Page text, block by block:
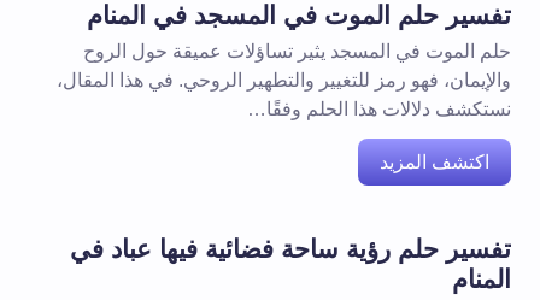
تفسير حلم الموت في المسجد في المنام
حلم الموت في المسجد يثير تساؤلات عميقة حول الروح
والإيمان، فهو رمز للتغيير والتطهير الروحي. في هذا المقال،
نستكشف دلالات هذا الحلم وفقًا…
اكتشف المزيد
تفسير حلم رؤية ساحة فضائية فيها عباد في
المنام